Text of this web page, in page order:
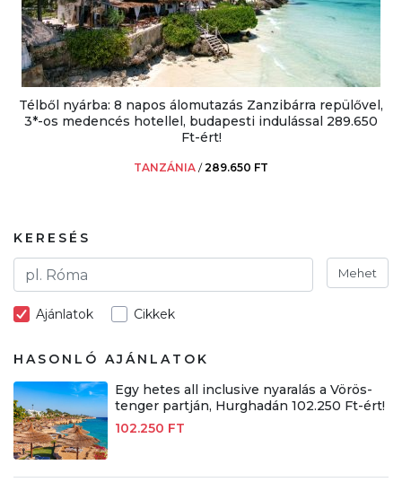
Télből nyárba: 8 napos álomutazás Zanzibárra repülővel,
3*-os medencés hotellel, budapesti indulással 289.650
Ft-ért!
TANZÁNIA /289.650 FT
KERESÉS
Mehet
Ajánlatok Cikkek
HASONLÓ AJÁNLATOK
Egy hetes all inclusive nyaralás a Vörös-
tenger partján, Hurghadán 102.250 Ft-ért!
102.250 FT